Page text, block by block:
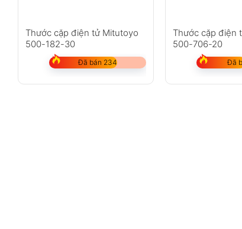
Thước cặp điện tử Mitutoyo
500-182-30
Đã bán 234
Thước cặp điện
500-706-20
Đã